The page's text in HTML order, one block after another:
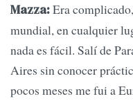
Mazza:Era
mundial, en cualquier
nada es fácil. Salí de
Aires sin conocer
pocos meses me fui a